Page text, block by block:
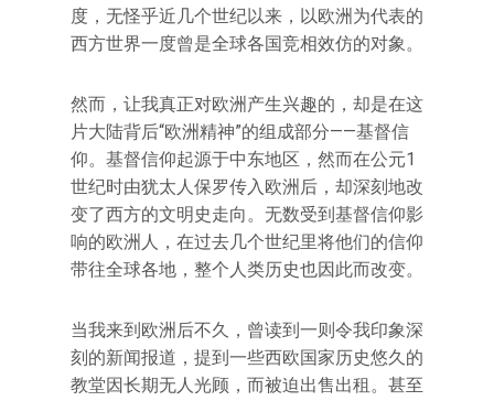
度，无怪乎近几个世纪以来，以欧洲为代表的
西方世界一度曾是全球各国竞相效仿的对象。
然而，让我真正对欧洲产生兴趣的，却是在这
片大陆背后“欧洲精神”的组成部分——基督信
仰。基督信仰起源于中东地区，然而在公元1
世纪时由犹太人保罗传入欧洲后，却深刻地改
变了西方的文明史走向。无数受到基督信仰影
响的欧洲人，在过去几个世纪里将他们的信仰
带往全球各地，整个人类历史也因此而改变。
当我来到欧洲后不久，曾读到一则令我印象深
刻的新闻报道，提到一些西欧国家历史悠久的
教堂因长期无人光顾，而被迫出售出租。甚至